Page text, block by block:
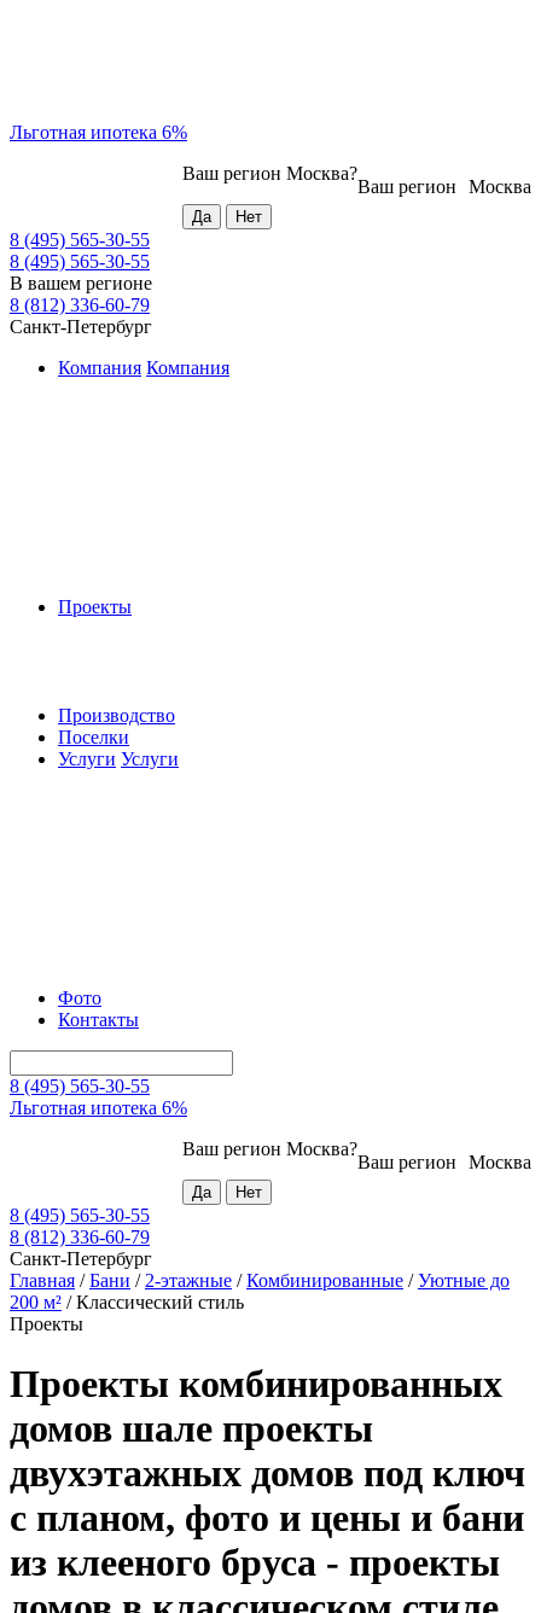
Льготная ипотека 6%
Москва
Ваш регион
Ваш регион Москва?
8 (495) 565-30-55
8 (495) 565-30-55
В вашем регионе
8 (812) 336-60-79
Санкт-Петербург
Компания Компания
Проекты
Производство
Поселки
Услуги Услуги
Фото
Контакты
8 (495) 565-30-55
Льготная ипотека 6%
Москва
Ваш регион
Ваш регион Москва?
8 (495) 565-30-55
8 (812) 336-60-79
Санкт-Петербург
Главная /Бани / 2-этажные /Комбинированные /Уютные до
200 м² /Классический стиль
Проекты
Проекты комбинированных
домов шале проекты
двухэтажных домов под ключ
с планом, фото и цены и бани
из клееного бруса - проекты